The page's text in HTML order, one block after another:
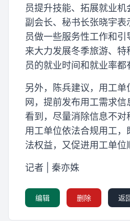
员提升技能、拓展就业机
副会长、秘书长张晓宇表
员做一些服务性工作和
来大力发展冬季旅游、特
员的就业时间和就业率都
另外，陈兵建议，用工
网，提前发布用工需求
看到，尽量消除信息不对
用工单位依法合规用工
法权益，又促进用工单位
记者 | 秦亦姝
编辑 删除 返